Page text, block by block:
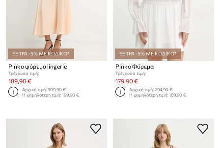
ΕΞΤΡΑ -5% ΜΕ ΚΩΔΙΚΟ*
Pinko φόρεμα lingerie
Τρέχουσα τιμή:
189,90 €
Αρχική τιμή:309,90 €
Η χαμηλότερη τιμή:199,90 €
ΕΞΤΡΑ -5% ΜΕ ΚΩΔΙΚΟ*
Pinko Φόρεμα
Τρέχουσα τιμή:
179,90 €
Αρχική τιμή:294,90 €
Η χαμηλότερη τιμή:189,90 €